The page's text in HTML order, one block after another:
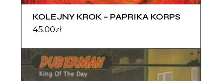
KOLEJNY KROK – PAPRIKA KORPS
45.00zł